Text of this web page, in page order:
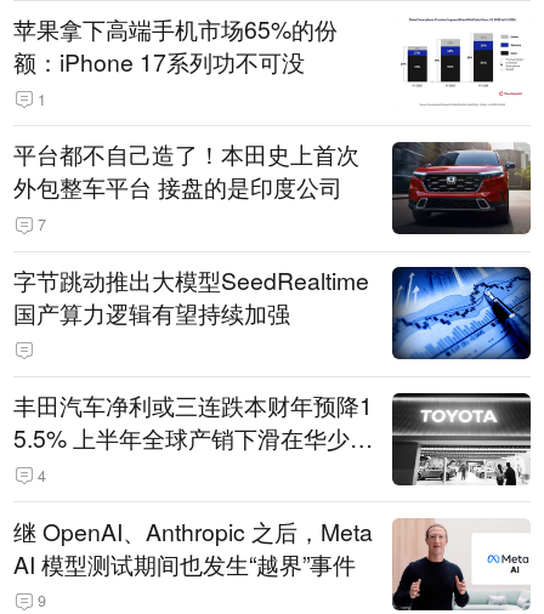
苹果拿下高端手机市场65%的份
额：iPhone 17系列功不可没
1
平台都不自己造了！本田史上首次
外包整车平台 接盘的是印度公司
7
字节跳动推出大模型SeedRealtime
国产算力逻辑有望持续加强
丰田汽车净利或三连跌本财年预降1
5.5% 上半年全球产销下滑在华少卖
14.3万辆
4
继 OpenAI、Anthropic 之后，Meta
AI 模型测试期间也发生“越界”事件
9